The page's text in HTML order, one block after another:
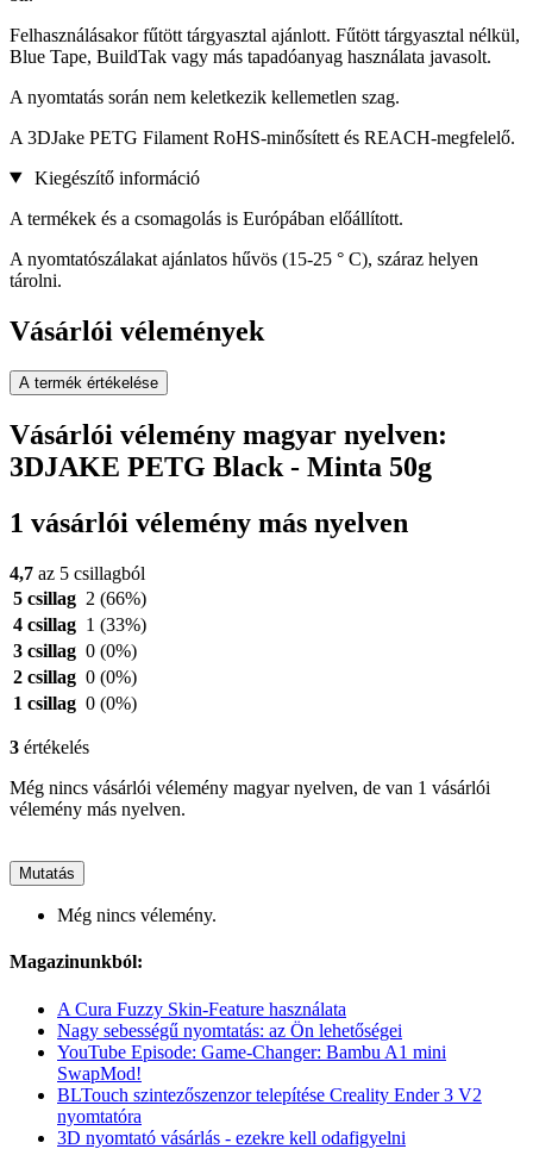
Felhasználásakor fűtött tárgyasztal ajánlott. Fűtött tárgyasztal nélkül,
Blue Tape, BuildTak vagy más tapadóanyag használata javasolt.
A nyomtatás során nem keletkezik kellemetlen szag.
A 3DJake PETG Filament RoHS-minősített és REACH-megfelelő.
Kiegészítő információ
A termékek és a csomagolás is Európában előállított.
A nyomtatószálakat ajánlatos hűvös (15-25 ° C), száraz helyen
tárolni.
Vásárlói vélemények
A termék értékelése
Vásárlói vélemény magyar nyelven:
3DJAKE PETG Black - Minta 50g
1 vásárlói vélemény más nyelven
4,7 az 5 csillagból
5 csillag 2 (66%)
4 csillag 1 (33%)
3 csillag 0 (0%)
2 csillag 0 (0%)
1 csillag 0 (0%)
3 értékelés
Még nincs vásárlói vélemény magyar nyelven, de van 1 vásárlói
vélemény más nyelven.
Mutatás
Még nincs vélemény.
Magazinunkból:
A Cura Fuzzy Skin-Feature használata
Nagy sebességű nyomtatás: az Ön lehetőségei
YouTube Episode: Game-Changer: Bambu A1 mini
SwapMod!
BLTouch szintezőszenzor telepítése Creality Ender 3 V2
nyomtatóra
3D nyomtató vásárlás - ezekre kell odafigyelni